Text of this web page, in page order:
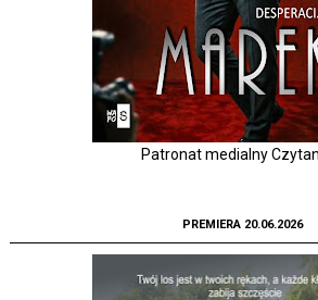
Patronat medialny
PREMIERA 20.06.2026